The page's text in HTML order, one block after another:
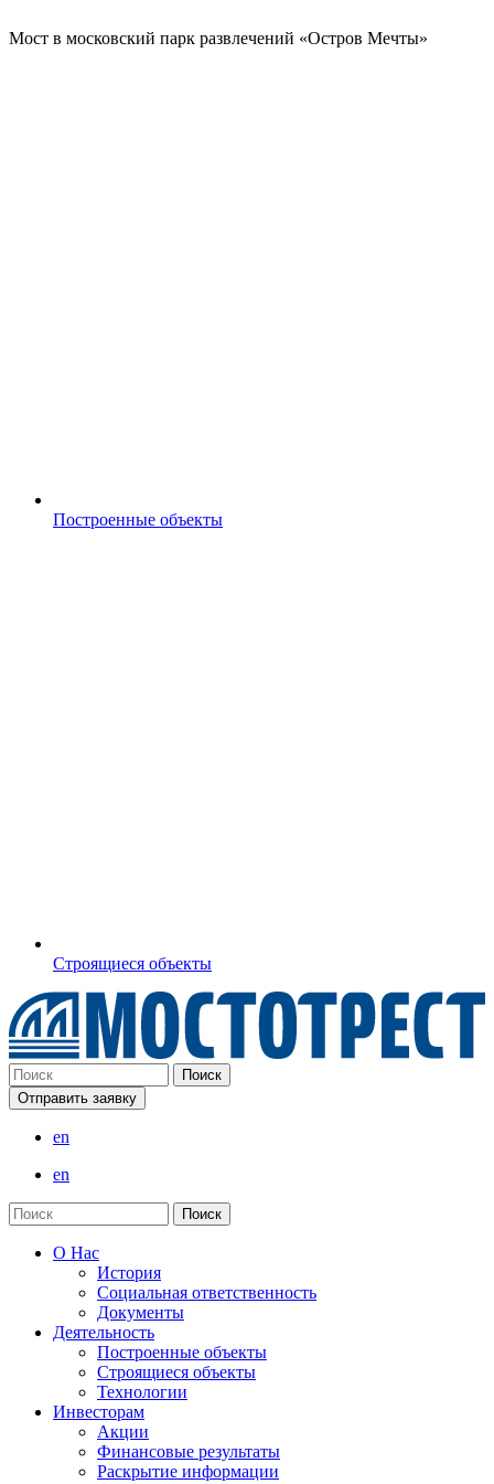
Мост в московский парк развлечений «Остров Мечты»
Построенные объекты
Строящиеся объекты
Отправить заявку
en
en
О Нас
История
Социальная ответственность
Документы
Деятельность
Построенные объекты
Строящиеся объекты
Технологии
Инвесторам
Акции
Финансовые результаты
Раскрытие информации